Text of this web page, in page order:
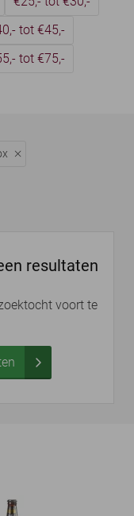
tot €45,-
tot €75,-
resultaten
voort te